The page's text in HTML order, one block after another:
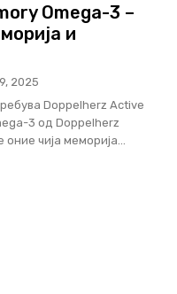
Omega-3 –
и
2025
Doppelherz Active
3 од Doppelherz
чија меморија...